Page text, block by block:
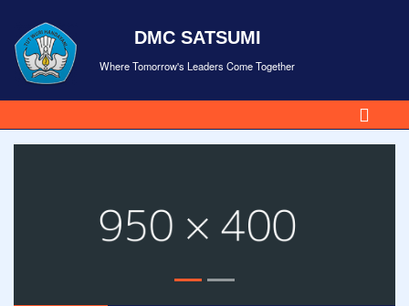
DMC SATSUMI
Where Tomorrow's Leaders Come Together